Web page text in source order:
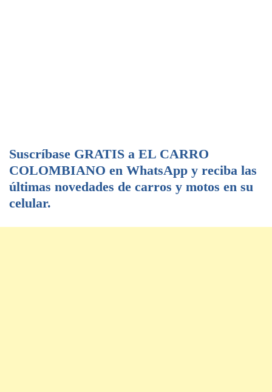
Suscríbase GRATIS a EL CARRO
COLOMBIANO en WhatsApp y reciba las
últimas novedades de carros y motos en su
celular.